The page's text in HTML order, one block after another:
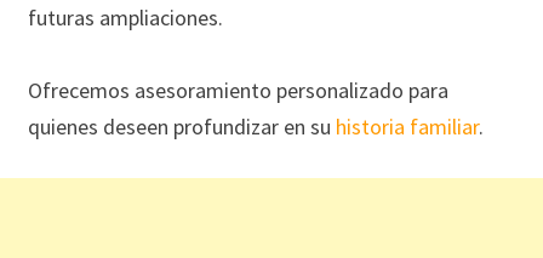
futuras ampliaciones.
Ofrecemos asesoramiento personalizado para
quienes deseen profundizar en su historia familiar.